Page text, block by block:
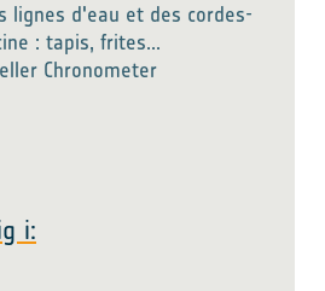
lignes d'eau et des cordes-
: tapis, frites...
Chronometer
i: